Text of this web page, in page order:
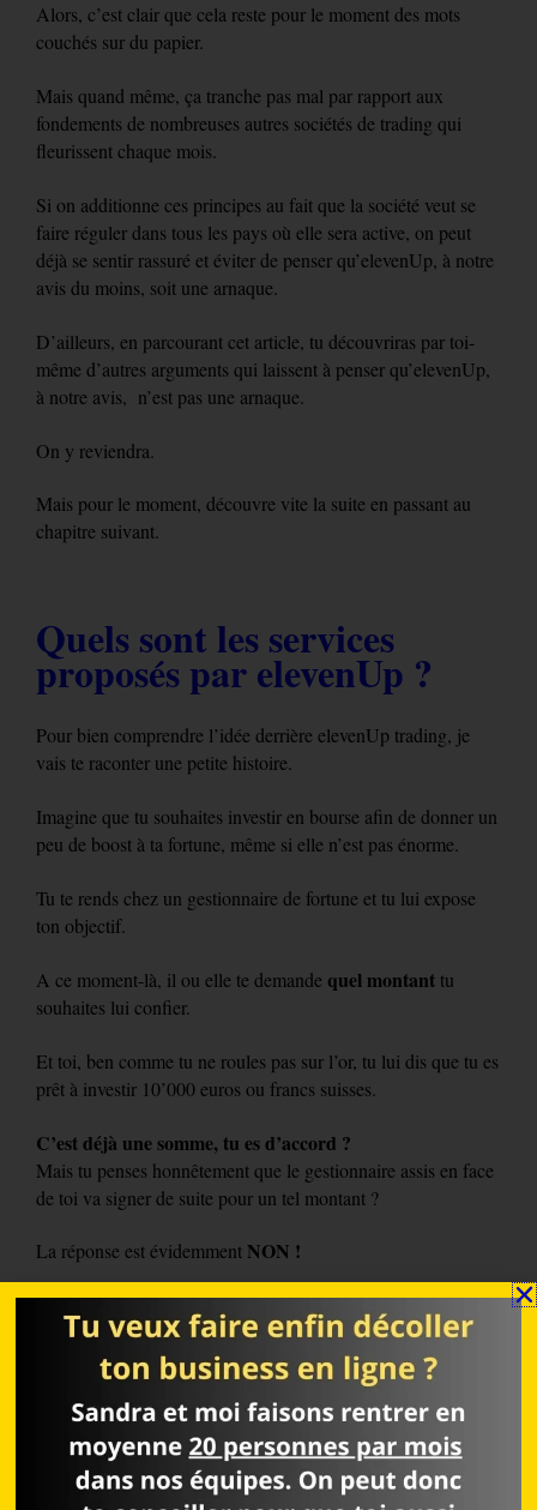
Alors, c’est clair que cela reste pour le moment des mots
couchés sur du papier.
Mais quand même, ça tranche pas mal par rapport aux
fondements de nombreuses autres sociétés de trading qui
fleurissent chaque mois.
Si on additionne ces principes au fait que la société veut se
faire réguler dans tous les pays où elle sera active, on peut
déjà se sentir rassuré et éviter de penser qu’elevenUp, à notre
avis du moins, soit une arnaque.
D’ailleurs, en parcourant cet article, tu découvriras par toi-
même d’autres arguments qui laissent à penser qu’elevenUp,
à notre avis, n’est pas une arnaque.
On y reviendra.
Mais pour le moment, découvre vite la suite en passant au
chapitre suivant.
Quels sont les services
proposés par elevenUp ?
Pour bien comprendre l’idée derrière elevenUp trading, je
vais te raconter une petite histoire.
Imagine que tu souhaites investir en bourse afin de donner un
peu de boost à ta fortune, même si elle n’est pas énorme.
Tu te rends chez un gestionnaire de fortune et tu lui expose
ton objectif.
A ce moment-là, il ou elle te demande quel montant tu
souhaites lui confier.
Et toi, ben comme tu ne roules pas sur l’or, tu lui dis que tu es
prêt à investir 10’000 euros ou francs suisses.
C’est déjà une somme, tu es d’accord ?
Mais tu penses honnêtement que le gestionnaire assis en face
de toi va signer de suite pour un tel montant ?
La réponse est évidemment NON !
Les sociétés de gestion dite« institutionnelle »réservent
généralement leurs service à celles ou ceux qui peuvent leur
confier au minimum 50, 100, voire 500 milles euros/francs
Alors t’imagines bien que tes 10’000 balles risquent pas trop
de les intéresser.